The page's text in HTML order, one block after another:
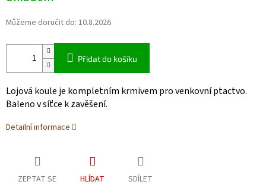
Můžeme doručit do: 10.8.2026
Přidat do košíku
Lojová koule je kompletním krmivem pro venkovní ptactvo.
Baleno v síťce k zavěšení.
Detailní informace
ZEPTAT SE HLÍDAT SDÍLET